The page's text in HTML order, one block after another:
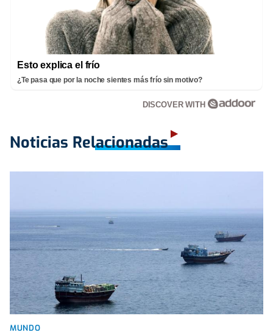
Esto explica el frío
¿Te pasa que por la noche sientes más frío sin motivo?
DISCOVER WITH
Noticias Relacionadas
MUNDO